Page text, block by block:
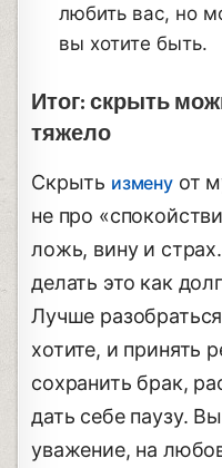
любить вас, но
вы хотите быть.
Итог: скрыть
тяжело
Скрыть изменуот
не про
ложь, вину и
делать это как
Лучше
хотите, и принять
сохранить брак,
дать себе паузу.
уважение, на